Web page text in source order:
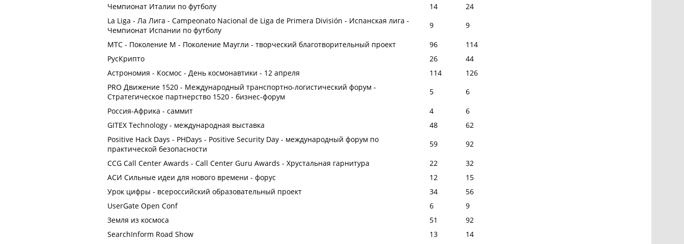
Чемпионат Италии по футболу
14
24
La Liga - Ла Лига - Campeonato Nacional de Liga de Primera División - Испанская лига -
Чемпионат Испании по футболу
9
9
МТС - Поколение М - Поколение Маугли - творческий благотворительный проект
96
114
РусКрипто
26
44
Астрономия - Космос - День космонавтики - 12 апреля
114
126
PRO Движение 1520 - Международный транспортно-логистический форум -
Стратегическое партнерство 1520 - бизнес-форум
5
6
Россия-Африка - саммит
4
6
GITEX Technology - международная выставка
48
62
Positive Hack Days - PHDays - Positive Security Day - международный форум по
практической безопасности
59
92
CCG Call Center Awards - Сall Сenter Guru Awards - Хрустальная гарнитура
22
32
АСИ Сильные идеи для нового времени - форус
12
15
Урок цифры - всероссийский образовательный проект
34
56
UserGate Open Conf
6
9
Земля из космоса
51
92
SearchInform Road Show
13
14